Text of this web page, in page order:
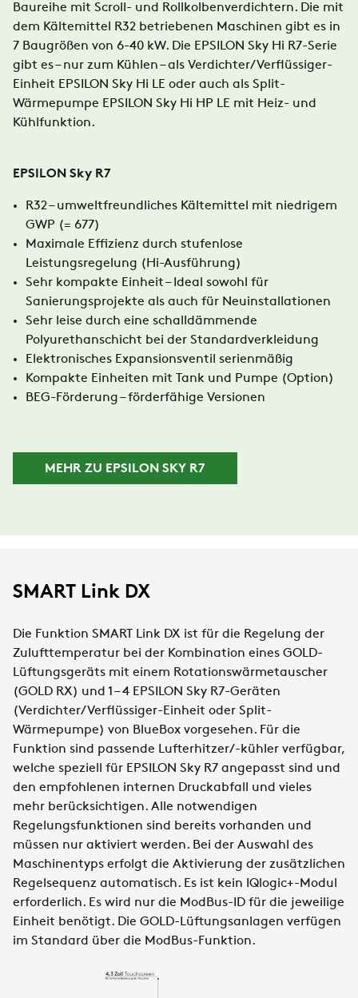
Baureihe mit Scroll- und Rollkolbenverdichtern. Die mit
dem Kältemittel R32 betriebenen Maschinen gibt es in
7 Baugrößen von 6-40 kW. Die EPSILON Sky Hi R7-Serie
gibt es – nur zum Kühlen – als Verdichter/Verflüssiger-
Einheit EPSILON Sky Hi LE oder auch als Split-
Wärmepumpe EPSILON Sky Hi HP LE mit Heiz- und
Kühlfunktion.
EPSILON Sky R7
R32 – umweltfreundliches Kältemittel mit niedrigem
GWP (= 677)
Maximale Effizienz durch stufenlose
Leistungsregelung (Hi-Ausführung)
Sehr kompakte Einheit – Ideal sowohl für
Sanierungsprojekte als auch für Neuinstallationen
Sehr leise durch eine schalldämmende
Polyurethanschicht bei der Standardverkleidung
Elektronisches Expansionsventil serienmäßig
Kompakte Einheiten mit Tank und Pumpe (Option)
BEG-Förderung – förderfähige Versionen
MEHR ZU EPSILON SKY R7
SMART Link DX
Die Funktion SMART Link DX ist für die Regelung der
Zulufttemperatur bei der Kombination eines GOLD-
Lüftungsgeräts mit einem Rotationswärmetauscher
(GOLD RX) und 1 – 4 EPSILON Sky R7-Geräten
(Verdichter/Verflüssiger-Einheit oder Split-
Wärmepumpe) von BlueBox vorgesehen. Für die
Funktion sind passende Lufterhitzer/-kühler verfügbar,
welche speziell für EPSILON Sky R7 angepasst sind und
den empfohlenen internen Druckabfall und vieles
mehr berücksichtigen. Alle notwendigen
Regelungsfunktionen sind bereits vorhanden und
müssen nur aktiviert werden. Bei der Auswahl des
Maschinentyps erfolgt die Aktivierung der zusätzlichen
Regelsequenz automatisch. Es ist kein IQlogic+-Modul
erforderlich. Es wird nur die ModBus-ID für die jeweilige
Einheit benötigt. Die GOLD-Lüftungsanlagen verfügen
im Standard über die ModBus-Funktion.